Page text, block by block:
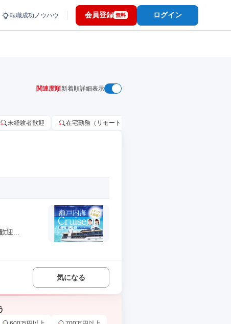
転職成功ノウハウ 会員登録 無料 ログイン
関連度順新着順詳細表示
未経験者歓迎 在宅勤務（リモートワーク）OK
迎...
気になる